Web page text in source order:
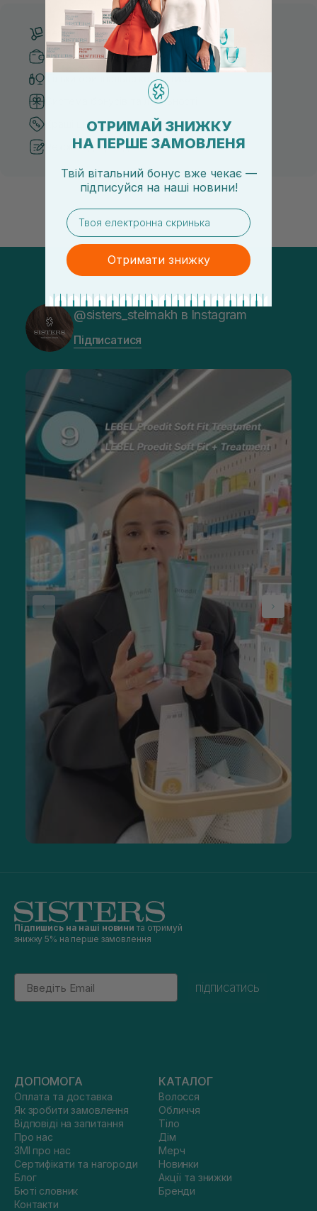
Безкоштовна доставка від 3000 UAH
Безпечні способи оплати
Тільки оригінальна косметика
Система бонусів та лояльності
Кращі ціни та топ товари
Рекомендації від косметологів
@sisters_stelmakh в Instagram
Підписатися
Підпишись на наші новини та отримуй
знижку 5% на перше замовлення
Email
підписатись
ДОПОМОГА
Оплата та доставка
Як зробити замовлення
Відповіді на запитання
Про нас
ЗМІ про нас
Сертифікати та нагороди
Блог
Бюті словник
Контакти
КАТАЛОГ
Волосся
Обличчя
Тіло
Дім
Мерч
Новинки
Акції та знижки
Бренди
ОТРИМАЙ ЗНИЖКУ
НА ПЕРШЕ ЗАМОВЛЕНЯ
Твій вітальний бонус вже чекає —
підписуйся на наші новини!
email
Отримати знижку